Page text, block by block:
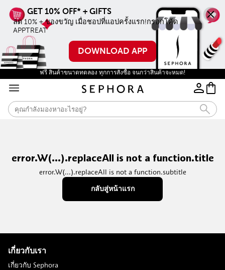
ลด 10% + ของขวัญ เมื่อชอปที่แอปครั้งแรก!กรอกโค้ด
APPTREAT
DOWNLOAD APP
ฟรี สินค้าขนาดทดลอง ทุกการสั่งซื้อ จนกว่าสินค้าจะหมด!
error.W(...).replaceAll is not a function.title
error.W(...).replaceAll is not a function.subtitle
กลับสู่หน้าแรก
เกี่ยวกับเรา
เกี่ยวกับ Sephora